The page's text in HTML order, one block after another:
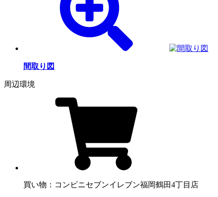
間取り図
周辺環境
買い物：コンビニセブンイレブン福岡鶴田4丁目店